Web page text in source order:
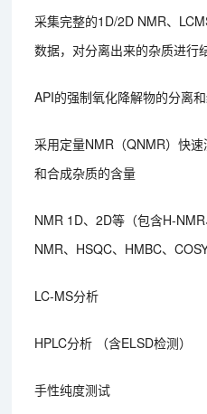
采集完整的1D/2D NMR、
数据，对分离出来的杂质进行
API的强制氧化降解物的分离
采用定量NMR（QNMR）快
和合成杂质的含量
NMR 1D、2D等（包含H-
NMR、HSQC、HMBC、
LC-MS分析
HPLC分析 （含ELSD检测）
手性纯度测试